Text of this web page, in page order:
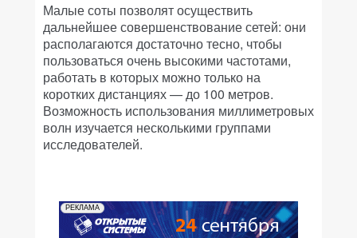
Малые соты позволят осуществить
дальнейшее совершенствование сетей: они
располагаются достаточно тесно, чтобы
пользоваться очень высокими частотами,
работать в которых можно только на
коротких дистанциях — до 100 метров.
Возможность использования миллиметровых
волн изучается несколькими группами
исследователей.
РЕКЛАМА